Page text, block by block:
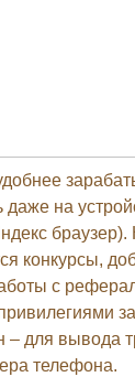
даже на
браузер).
конкурсы,
с
– для вывода
телефона.